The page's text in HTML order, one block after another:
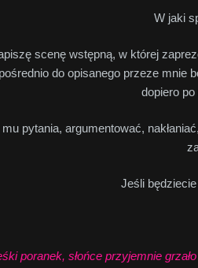
W jaki
scenę wstępną, w której
do opisanego przeze mnie
dopiero
pytania, argumentować,
Jeśli
poranek, słońce przyjemnie